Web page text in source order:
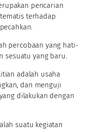
pencarian
terhadap
percobaan yang hati-
sesuatu yang baru.
adalah usaha
dan menguji
dilakukan dengan
suatu kegiatan